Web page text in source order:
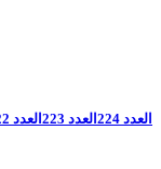
العدد 224 العدد 223 العدد 222